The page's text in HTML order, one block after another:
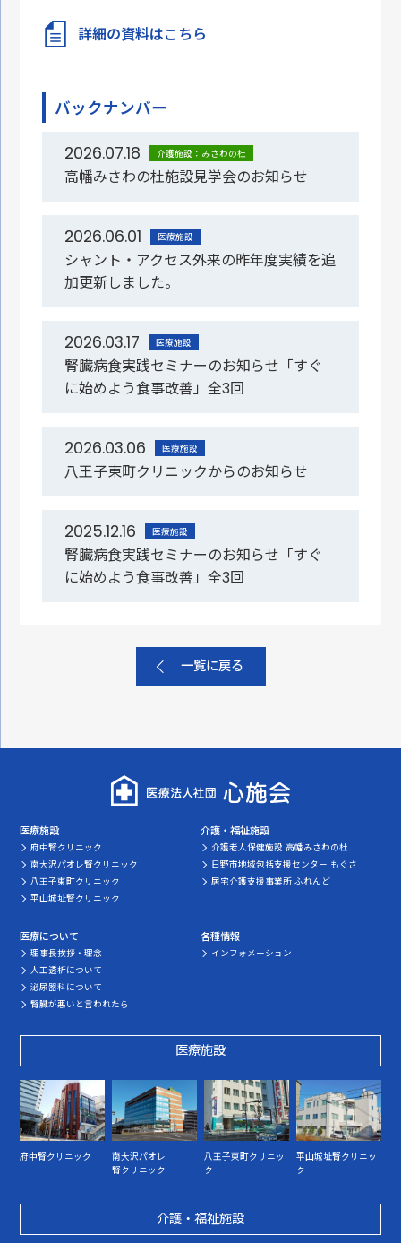
詳細の資料はこちら
バックナンバー
2026.07.18 介護施設：みさわの杜
高幡みさわの杜施設見学会のお知らせ
2026.06.01 医療施設
シャント・アクセス外来の昨年度実績を追
加更新しました。
2026.03.17 医療施設
腎臓病食実践セミナーのお知らせ「すぐ
に始めよう食事改善」全3回
2026.03.06 医療施設
八王子東町クリニックからのお知らせ
2025.12.16 医療施設
腎臓病食実践セミナーのお知らせ「すぐ
に始めよう食事改善」全3回
一覧に戻る
医療施設
府中腎クリニック
南大沢パオレ腎クリニック
八王子東町クリニック
平山城址腎クリニック
介護・福祉施設
介護老人保健施設 高幡みさわの杜
日野市地域包括支援センター もぐさ
居宅介護支援事業所 ふれんど
医療について
理事長挨拶・理念
人工透析について
泌尿器科について
腎臓が悪いと言われたら
各種情報
インフォメーション
医療施設
府中腎クリニック
南大沢パオレ
腎クリニック
八王子東町クリニッ
ク
平山城址腎クリニッ
ク
介護・福祉施設